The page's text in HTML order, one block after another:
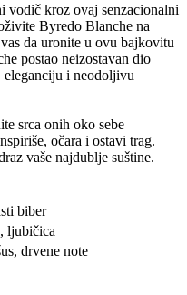
vodič kroz ovaj senzacionalni
Byredo Blanche na
da uronite u ovu bajkovitu
postao neizostavan dio
i neodoljivu
srca onih oko sebe
očara i ostavi trag.
vaše najdublje suštine.
biber
ljubičica
drvene note